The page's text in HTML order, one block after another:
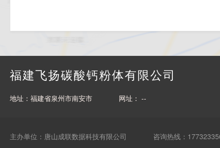
福建飞扬碳酸钙粉体有限公司
地址：福建省泉州市南安市 网址： --
主办单位：唐山成联数据科技有限公司 咨询热线：